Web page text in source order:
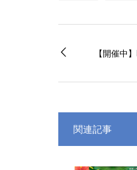
【開催中
関連記事